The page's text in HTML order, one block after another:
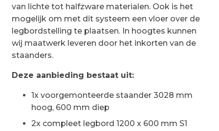
van lichte tot halfzware materialen. Ook is het
mogelijk om met dit systeem een vloer over de
legbordstelling te plaatsen. In hoogtes kunnen
wij maatwerk leveren door het inkorten van de
staanders.
Deze aanbieding bestaat uit:
1x voorgemonteerde staander 3028 mm
hoog, 600 mm diep
2x compleet legbord 1200 x 600 mm S1